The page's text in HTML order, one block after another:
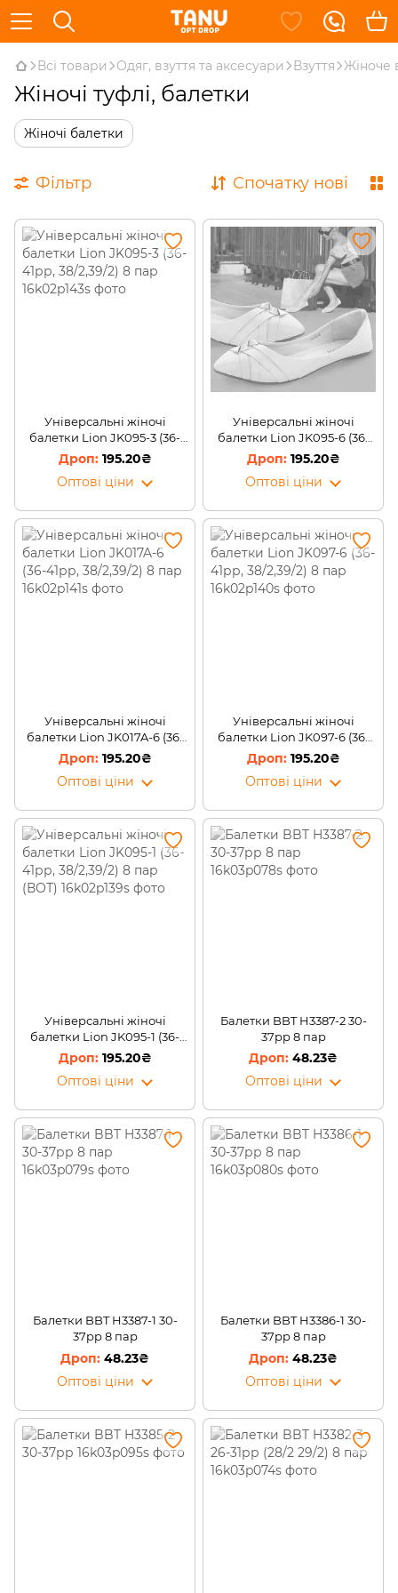
Всі товари Одяг, взуття та аксесуари Взуття Жіноче
Жіночі туфлі, балетки
Жіночі балетки
Фільтр Спочатку нові
Універсальні жіночі
балетки Lion JK095-3 (36-
41рр, 38/2,39/2) 8 пар
195.20₴
Оптові ціни
Універсальні жіночі
балетки Lion JK095-6 (36-
41рр, 38/2,39/2) 8 пар
195.20₴
Оптові ціни
Універсальні жіночі
балетки Lion JK017A-6 (36-
41рр, 38/2,39/2) 8 пар
195.20₴
Оптові ціни
Універсальні жіночі
балетки Lion JK097-6 (36-
41рр, 38/2,39/2) 8 пар
195.20₴
Оптові ціни
Універсальні жіночі
балетки Lion JK095-1 (36-
41рр, 38/2,39/2) 8 пар (ВОТ)
195.20₴
Оптові ціни
Балетки BBT H3387-2 30-
37рр 8 пар
48.23₴
Оптові ціни
Балетки BBT H3387-1 30-
37рр 8 пар
48.23₴
Оптові ціни
Балетки BBT H3386-1 30-
37рр 8 пар
48.23₴
Оптові ціни